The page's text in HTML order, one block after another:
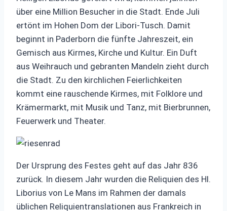
über eine Million Besucher in die Stadt. Ende Juli
ertönt im Hohen Dom der Libori-Tusch. Damit
beginnt in Paderborn die fünfte Jahreszeit, ein
Gemisch aus Kirmes, Kirche und Kultur. Ein Duft
aus Weihrauch und gebranten Mandeln zieht durch
die Stadt. Zu den kirchlichen Feierlichkeiten
kommt eine rauschende Kirmes, mit Folklore und
Krämermarkt, mit Musik und Tanz, mit Bierbrunnen,
Feuerwerk und Theater.
Der Ursprung des Festes geht auf das Jahr 836
zurück. In diesem Jahr wurden die Reliquien des Hl.
Liborius von Le Mans im Rahmen der damals
üblichen Reliquientranslationen aus Frankreich in